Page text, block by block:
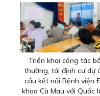
Triển khai công tác
thường, tái định cư dự
cầu kết nối Bệnh viện
khoa Cà Mau với Quốc